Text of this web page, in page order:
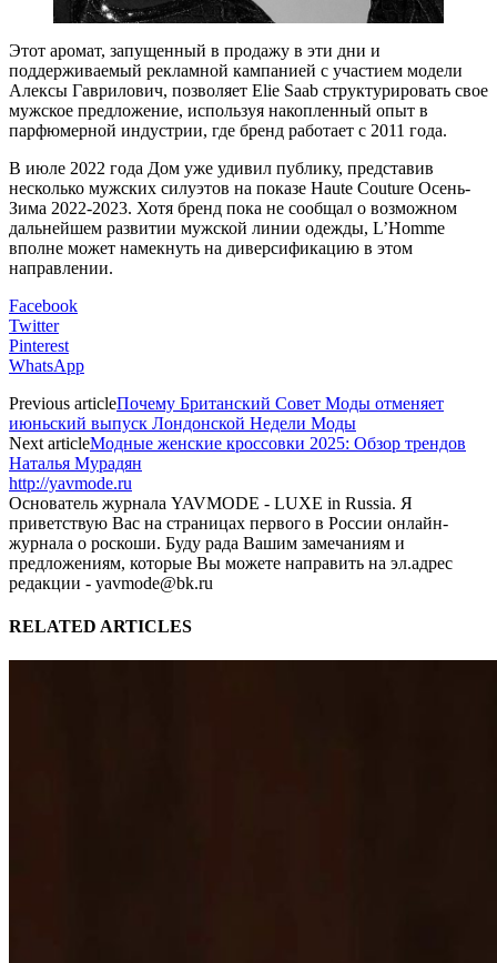
Этот аромат, запущенный в продажу в эти дни и
поддерживаемый рекламной кампанией с участием модели
Алексы Гаврилович, позволяет Elie Saab структурировать свое
мужское предложение, используя накопленный опыт в
парфюмерной индустрии, где бренд работает с 2011 года.
В июле 2022 года Дом уже удивил публику, представив
несколько мужских силуэтов на показе Haute Couture Осень-
Зима 2022-2023. Хотя бренд пока не сообщал о возможном
дальнейшем развитии мужской линии одежды, L’Homme
вполне может намекнуть на диверсификацию в этом
направлении.
Facebook
Twitter
Pinterest
WhatsApp
Previous articleПочему Британский Совет Моды отменяет
июньский выпуск Лондонской Недели Моды
Next articleМодные женские кроссовки 2025: Обзор трендов
Наталья Мурадян
http://yavmode.ru
Основатель журнала YAVMODE - LUXE in Russia. Я
приветствую Вас на страницах первого в России онлайн-
журнала о роскоши. Буду рада Вашим замечаниям и
предложениям, которые Вы можете направить на эл.адрес
редакции - yavmode@bk.ru
RELATED ARTICLES